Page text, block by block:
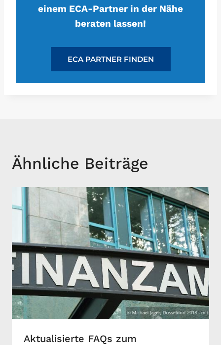
einem ECA-Partner in der Nähe
beraten lassen!
ECA PARTNER FINDEN
Ähnliche Beiträge
Aktualisierte FAQs zum